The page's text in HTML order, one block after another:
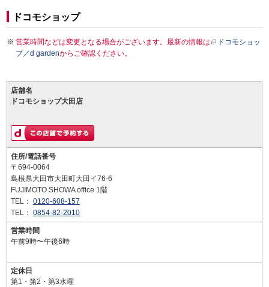
ドコモショップ
営業時間などは変更となる場合がございます。最新の情報は
ドコモショッ
プ／d gardenからご確認ください。
店舗名
ドコモショップ大田店
住所/電話番号
〒694-0064
島根県大田市大田町大田イ76-6
FUJIMOTO SHOWA office 1階
TEL： 0120-608-157
TEL： 0854-82-2010
営業時間
午前9時〜午後6時
定休日
第1・第2・第3水曜